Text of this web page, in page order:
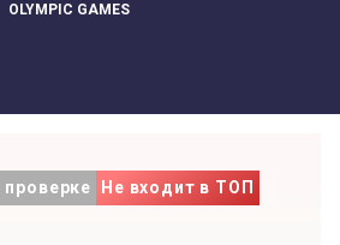
OLYMPIC GAMES
проверке Не входит в ТОП